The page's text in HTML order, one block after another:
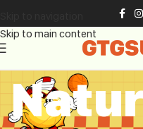
Skip to main content